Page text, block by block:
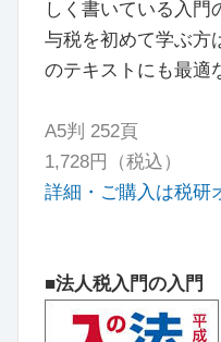
しく書いている入門
与税を初めて学ぶ方
のテキストにも最適
A5判 252頁
1,728円（税込）
詳細・ご購入は税研
■法人税入門の入門